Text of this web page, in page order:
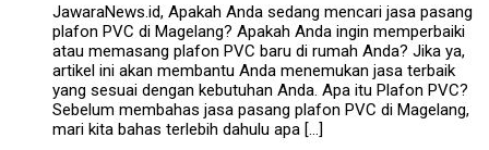
JawaraNews.id, Apakah Anda sedang mencari jasa pasang
plafon PVC di Magelang? Apakah Anda ingin memperbaiki
atau memasang plafon PVC baru di rumah Anda? Jika ya,
artikel ini akan membantu Anda menemukan jasa terbaik
yang sesuai dengan kebutuhan Anda. Apa itu Plafon PVC?
Sebelum membahas jasa pasang plafon PVC di Magelang,
mari kita bahas terlebih dahulu apa […]